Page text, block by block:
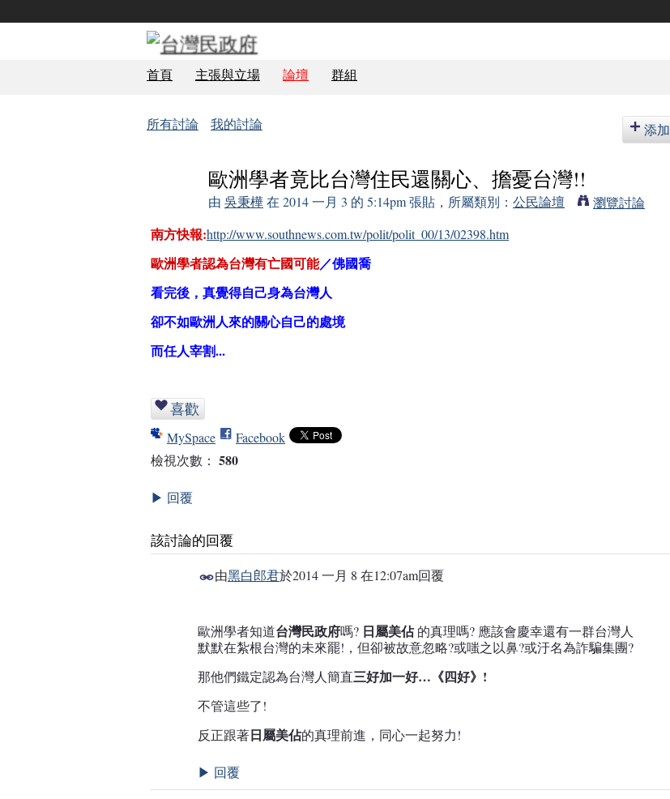
首頁 主張與立場 論壇 群組
所有討論 我的討論 添加
歐洲學者竟比台灣住民還關心、擔憂台灣!!
由 吳秉樺在 2014 一月 3 的 5:14pm 張貼，所屬類別： 公民論壇 瀏覽討論
南方快報:http://www.southnews.com.tw/polit/polit_00/13/02398.htm
歐洲學者認為台灣有亡國可能／佛國喬
看完後，真覺得自己身為台灣人
卻不如歐洲人來的關心自己的處境
而任人宰割...
喜歡
MySpace
Facebook
檢視次數： 580
▶ 回覆
該討論的回覆
由黑白郎君於2014 一月 8 在12:07am回覆
歐洲學者知道台灣民政府嗎? 日屬美佔的真理嗎? 應該會慶幸還有一群台灣人
默默在紮根台灣的未來罷!，但卻被故意忽略?或嗤之以鼻?或汙名為詐騙集團?
那他們鐵定認為台灣人簡直三好加一好… 《四好》!
不管這些了!
反正跟著日屬美佔的真理前進，同心一起努力!
▶ 回覆